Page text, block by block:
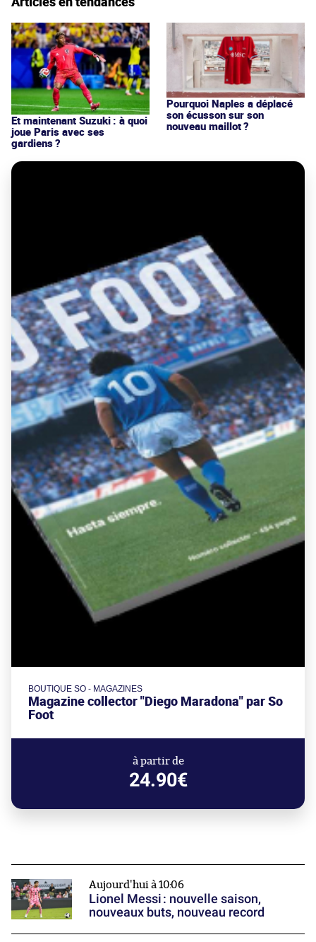
Et maintenant Suzuki : à quoi
joue Paris avec ses
gardiens ?
Pourquoi Naples a déplacé
son écusson sur son
nouveau maillot ?
BOUTIQUE SO - MAGAZINES
Magazine collector "Diego Maradona" par So
Foot
à partir de
24.90€
Aujourd'hui à 10:06
Lionel Messi : nouvelle saison,
nouveaux buts, nouveau record